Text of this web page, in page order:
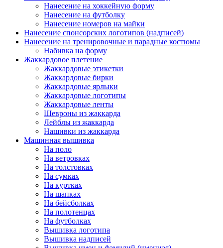
Нанесение на хоккейную форму
Нанесение на футболку
Нанесение номеров на майки
Нанесение спонсорских логотипов (надписей)
Нанесение на тренировочные и парадные костюмы
Набивка на форму
Жаккардовое плетение
Жаккардовые этикетки
Жаккардовые бирки
Жаккардовые ярлыки
Жаккардовые логотипы
Жаккардовые ленты
Шевроны из жаккарда
Лейблы из жаккарда
Нашивки из жаккарда
Машинная вышивка
На поло
На ветровках
На толстовках
На сумках
На куртках
На шапках
На бейсболках
На полотенцах
На футболках
Вышивка логотипа
Вышивка надписей